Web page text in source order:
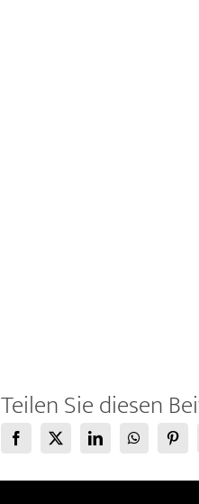
Teilen Sie diesen
Facebook
X LinkedInWhatsApp